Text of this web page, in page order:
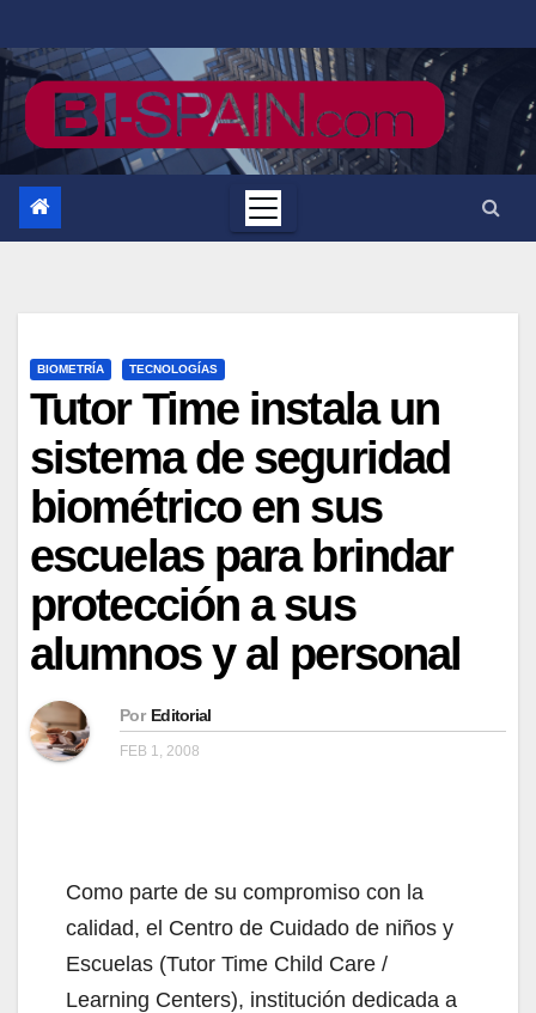
al
contenido
BIOMETRÍA TECNOLOGÍAS
Tutor Time instala un
sistema de seguridad
biométrico en sus
escuelas para brindar
protección a sus
alumnos y al personal
Por Editorial
FEB 1, 2008
Como parte de su compromiso con la
calidad, el Centro de Cuidado de niños y
Escuelas (Tutor Time Child Care /
Learning Centers), institución dedicada a